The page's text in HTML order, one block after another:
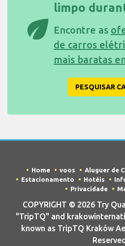
eco
limpo
Encontre as
de carros
mais baratas
PESQUISAR
Home voos Aluguer de
Estacionamento
Hotéis
Privacidade
COPYRIGHT © 2026 Try
"TripTQ" and
known as TripTQ Kraków